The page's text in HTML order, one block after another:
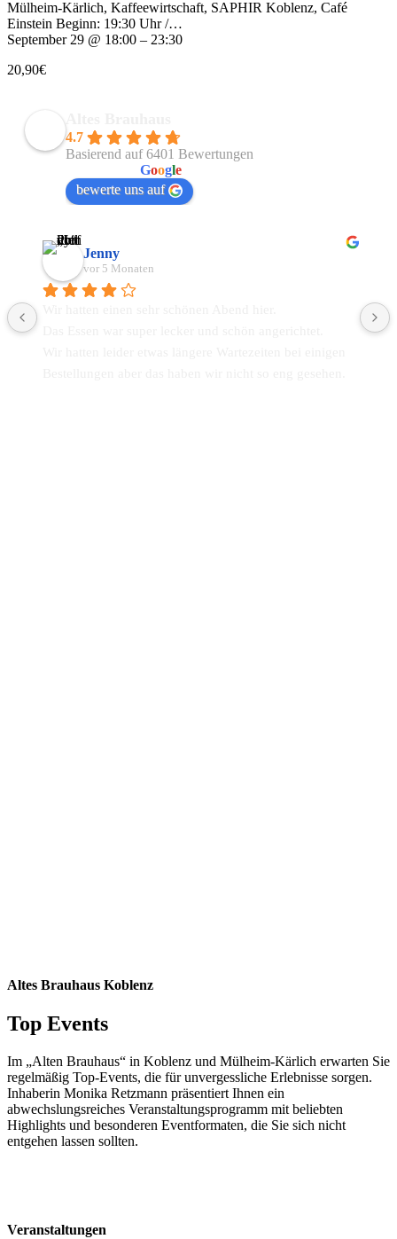
Mülheim-Kärlich, Kaffeewirtschaft, SAPHIR Koblenz, Café
Einstein Beginn: 19:30 Uhr /…
September 29 @ 18:00 – 23:30
20,90€
4.7
Basierend auf 6401 Bewertungen
Google
bewerte uns auf
Jenny
vor 5 Monaten
Altes Brauhaus Koblenz
Top Events
Im „Alten Brauhaus“ in Koblenz und Mülheim-Kärlich erwarten Sie
regelmäßig Top-Events, die für unvergessliche Erlebnisse sorgen.
Inhaberin Monika Retzmann präsentiert Ihnen ein
abwechslungsreiches Veranstaltungsprogramm mit beliebten
Highlights und besonderen Eventformaten, die Sie sich nicht
entgehen lassen sollten.
Veranstaltungen